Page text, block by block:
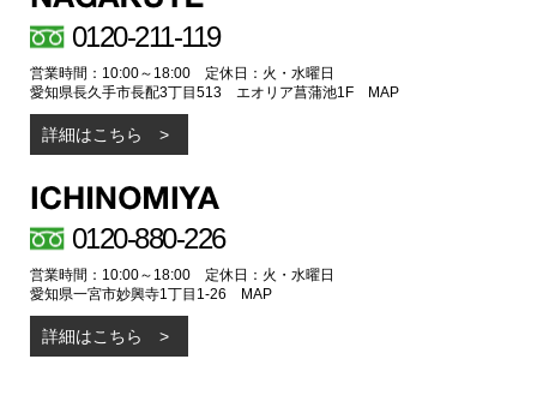
0120-211-119
営業時間：10:00～18:00 定休日：火・水曜日
愛知県長久手市長配3丁目513 エオリア菖蒲池1F
MAP
詳細はこちら
0120-880-226
営業時間：10:00～18:00 定休日：火・水曜日
愛知県一宮市妙興寺1丁目1-26
MAP
詳細はこちら